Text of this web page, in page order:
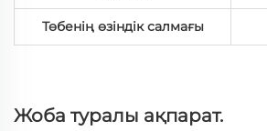
Төбенің өзіндік салмағы
Жоба туралы ақпарат.